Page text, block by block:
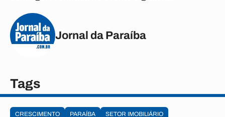
Jornal da Paraíba
Tags
CRESCIMENTO PARAÍBA SETOR IMOBILIÁRIO